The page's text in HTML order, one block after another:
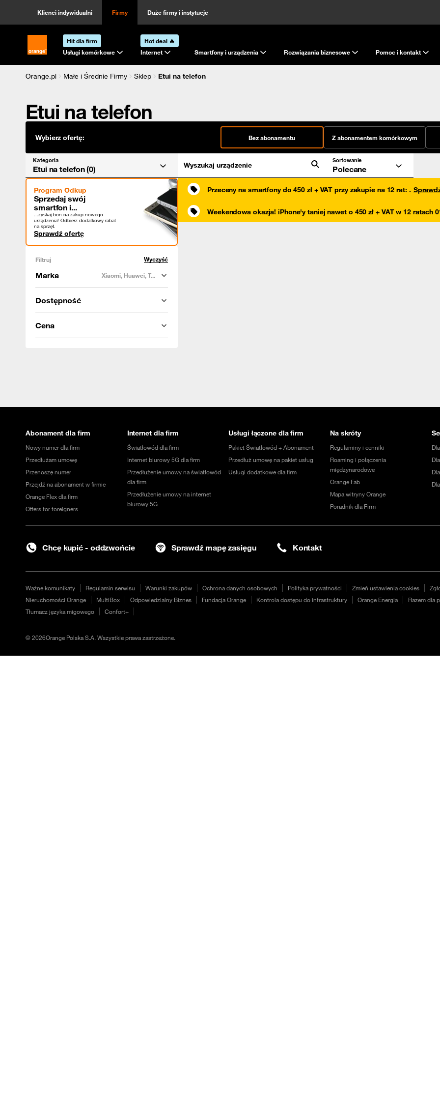
Klienci indywidualni Firmy Duże firmy i instytucje
Strona główna Orange.pl
Hit dla firm
Usługi komórkowe
Hot deal 🔥
Internet
Smartfony i urządzenia Rozwiązania biznesowe Pomoc i kontakt
Orange.pl Małe i Średnie Firmy Sklep
Etui na telefon
Etui na telefon
Wybierz ofertę: Bez abonamentu Z abonamentem komórkowym
Kategoria
Etui na telefon (0) Wyszukaj urządzenie
Sortowanie
Polecane
Program Odkup
Sprzedaj swój
smartfon i...
...zyskaj bon na zakup nowego
urządzenia! Odbierz dodatkowy rabat
na sprzęt.
Sprawdź ofertę
Filtruj Wyczyść
Marka Xiaomi, Huawei, T...
Dostępność
Cena
Przeceny na smartfony do 450 zł + VAT przy zakupie na 12 rat: .
Weekendowa okazja! iPhone'y taniej nawet o 450 zł + VAT w 12 ratach
Abonament dla firm
Nowy numer dla firm
Przedłużam umowę
Przenoszę numer
Przejdź na abonament w firmie
Orange Flex dla firm
Offers for foreigners
Internet dla firm
Światłowód dla firm
Internet biurowy 5G dla firm
Przedłużenie umowy na światłowód
dla firm
Przedłużenie umowy na internet
biurowy 5G
Usługi łączone dla firm
Pakiet Światłowód + Abonament
Przedłuż umowę na pakiet usług
Usługi dodatkowe dla firm
Na skróty
Regulaminy i cenniki
Roaming i połączenia
międzynarodowe
Orange Fab
Mapa witryny Orange
Poradnik dla Firm
Chcę kupić - oddzwońcie Sprawdź mapę zasięgu Kontakt
Ważne komunikaty Regulamin serwisu Warunki zakupów Ochrona danych osobowych Polityka prywatności Zmień ustawienia cookies
Nieruchomości Orange
MultiBox Odpowiedzialny Biznes Fundacja Orange Kontrola dostępu do infrastruktury Orange Energia Razem dla
Tłumacz języka migowego
Confort+
©2026Orange Polska S.A. Wszystkie prawa zastrzeżone.